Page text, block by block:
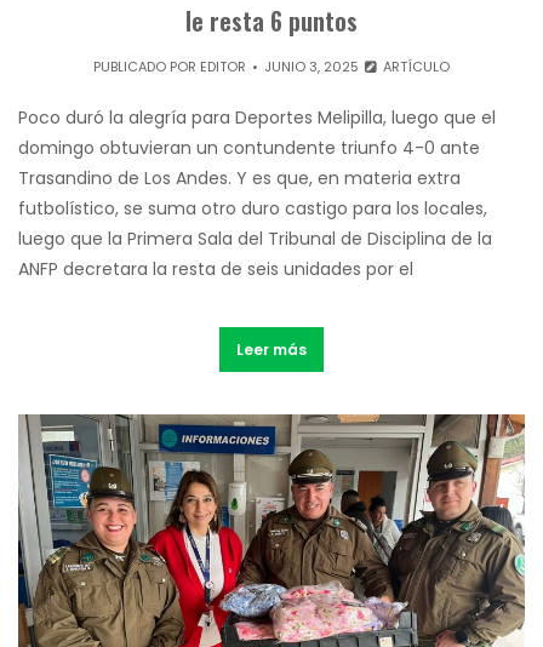
le resta 6 puntos
PUBLICADO POR EDITOR JUNIO 3, 2025 ARTÍCULO
Poco duró la alegría para Deportes Melipilla, luego que el
domingo obtuvieran un contundente triunfo 4-0 ante
Trasandino de Los Andes. Y es que, en materia extra
futbolístico, se suma otro duro castigo para los locales,
luego que la Primera Sala del Tribunal de Disciplina de la
ANFP decretara la resta de seis unidades por el
Leer más